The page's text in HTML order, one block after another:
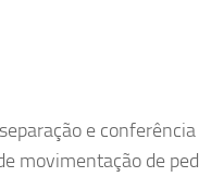
e
movimentação de